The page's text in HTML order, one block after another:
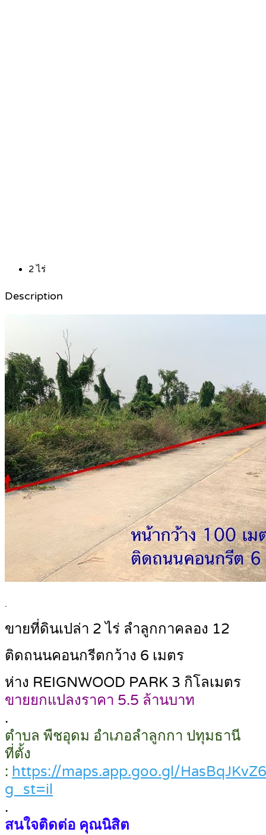
2ไร่
Description
.
ขายที่ดินเปล่า 2 ไร่ ลำลูกกาคลอง 12
ติดถนนคอนกรีตกว้าง 6 เมตร
ห่าง REIGNWOOD PARK 3 กิโลเมตร
ขายยกแปลงราคา 5.5 ล้านบาท
.
ตำบล พืชอุดม อำเภอลำลูกกา ปทุมธานี
ที่ตั้ง
: https://maps.app.goo.gl/
g_st=il
.
สนใจติดต่อ คุณนิสิต